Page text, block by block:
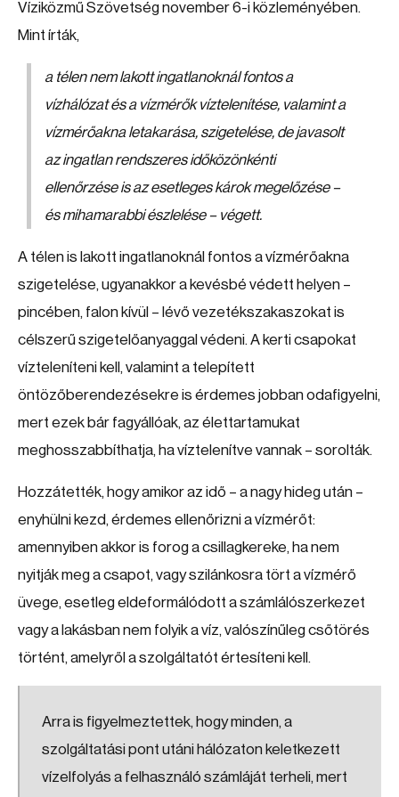
Víziközmű Szövetség november 6-i közleményében.
Mint írták,
a télen nem lakott ingatlanoknál fontos a
vízhálózat és a vízmérők víztelenítése, valamint a
vízmérőakna letakarása, szigetelése, de javasolt
az ingatlan rendszeres időközönkénti
ellenőrzése is az esetleges károk megelőzése –
és mihamarabbi észlelése – végett.
A télen is lakott ingatlanoknál fontos a vízmérőakna
szigetelése, ugyanakkor a kevésbé védett helyen –
pincében, falon kívül – lévő vezetékszakaszokat is
célszerű szigetelőanyaggal védeni. A kerti csapokat
vízteleníteni kell, valamint a telepített
öntözőberendezésekre is érdemes jobban odafigyelni,
mert ezek bár fagyállóak, az élettartamukat
meghosszabbíthatja, ha víztelenítve vannak – sorolták.
Hozzátették, hogy amikor az idő – a nagy hideg után –
enyhülni kezd, érdemes ellenőrizni a vízmérőt:
amennyiben akkor is forog a csillagkereke, ha nem
nyitják meg a csapot, vagy szilánkosra tört a vízmérő
üvege, esetleg eldeformálódott a számlálószerkezet
vagy a lakásban nem folyik a víz, valószínűleg csőtörés
történt, amelyről a szolgáltatót értesíteni kell.
Arra is figyelmeztettek, hogy minden, a
szolgáltatási pont utáni hálózaton keletkezett
vízelfolyás a felhasználó számláját terheli, mert